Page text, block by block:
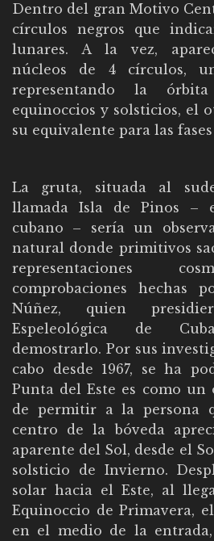
Dentro del gran Motivo
círculos negros que
lunares. A la vez,
núcleos de 4 círculos,
representando la
equinoccios y solsticios, el
su equivalente para las
La gruta, situada al
llamada Isla de Pinos –
cubano – sería un
natural donde primitivos
representaciones
comprobaciones hechas
Núñez, quien
Espeleológica de
demostrarlo. Por sus
cabo desde 1967, se ha
Punta del Este es como un
de permitir a la persona
centro de la bóveda
aparente del Sol, desde el
solsticio de Invierno.
solar hacia el Este, al
Equinoccio de Primavera,
en el medio de la